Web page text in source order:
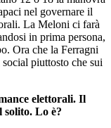
nel governare il
La Meloni ci farà
in prima persona,
Ora che la Ferragni
piuttosto che sui
elettorali. Il
solito. Lo è?